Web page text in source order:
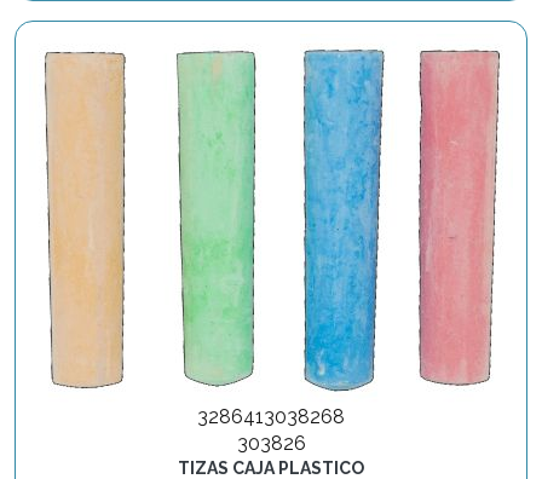
3286413038268
303826
TIZAS CAJA PLASTICO